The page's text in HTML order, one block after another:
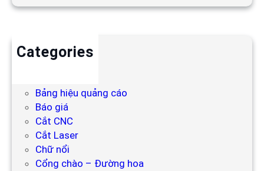
Categories
Bảng hiệu quảng cáo
Báo giá
Cắt CNC
Cắt Laser
Chữ nổi
Cổng chào – Đường hoa